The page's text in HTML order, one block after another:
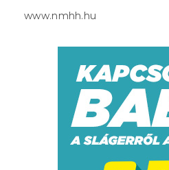
www.nmhh.hu